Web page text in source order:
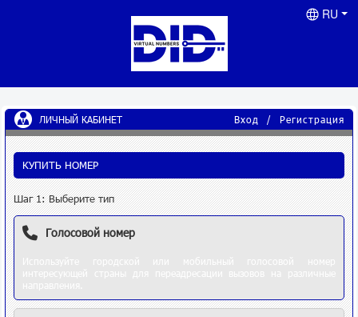
RU
ЛИЧНЫЙ КАБИНЕТ Регистрация
/
Вход
КУПИТЬ НОМЕР
Шаг 1: Выберите тип
Голосовой номер